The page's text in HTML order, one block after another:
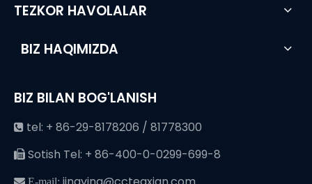
TEZKOR HAVOLALAR
BIZ HAQIMIZDA
BIZ BILAN BOG'LANISH
 tel: + 86-29-8178206 / 81778300
 Sotish Tel: + 86-400-0-0299-699-8
 E-mail: